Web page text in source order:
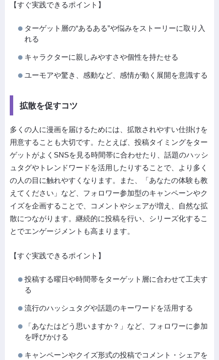
【すぐ実践できるポイント】
ターゲット層の“あるある”や悩みをストーリーに取り入
れる
キャラクターに親しみやすさや個性を持たせる
ユーモアや驚き、感動など、感情が動く展開を意識する
拡散を促すコツ
多くの人に漫画を届けるためには、拡散されやすい仕掛けを
用意することも大切です。たとえば、投稿タイミングをター
ゲットがよくSNSを見る時間帯に合わせたり、話題のハッシ
ュタグやトレンドワードを活用したりすることで、より多く
の人の目に触れやすくなります。また、「あなたの体験も教
えてください」など、フォロワー参加型のキャンペーンやク
イズを企画することで、コメントやシェアが増え、自然な拡
散につながります。継続的に投稿を行い、シリーズ化するこ
とでエンゲージメントも高まります。
【すぐ実践できるポイント】
投稿する曜日や時間帯をターゲット層に合わせて工夫す
る
流行のハッシュタグや話題のキーワードを活用する
「あなたはどう思いますか？」など、フォロワーに参加
を呼びかける
キャンペーンやクイズ形式の投稿でコメント・シェアを